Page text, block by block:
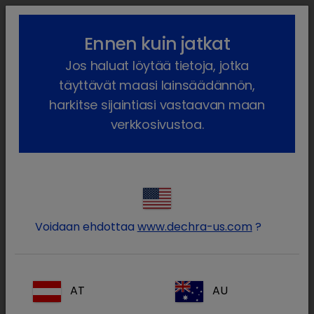
lock_outline search menu
Reseptilääkkeet Anesketin
Ennen kuin jatkat
Jos haluat löytää tietoja, jotka
täyttävät maasi lainsäädännön,
harkitse sijaintiasi vastaavan maan
verkkosivustoa.
Voidaan ehdottaa www.dechra-us.com ?
AT AU